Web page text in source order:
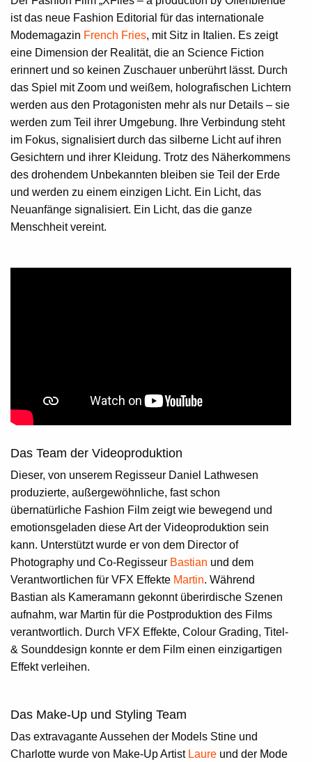
ist das neue Fashion Editorial für das internationale
Modemagazin French Fries, mit Sitz in Italien. Es zeigt
eine Dimension der Realität, die an Science Fiction
erinnert und so keinen Zuschauer unberührt lässt. Durch
das Spiel mit Zoom und weißem, holografischen Lichtern
werden aus den Protagonisten mehr als nur Details – sie
werden zum Teil ihrer Umgebung. Ihre Verbindung steht
im Fokus, signalisiert durch das silberne Licht auf ihren
Gesichtern und ihrer Kleidung. Trotz des Näherkommens
des drohendem Unbekannten bleiben sie Teil der Erde
und werden zu einem einzigen Licht. Ein Licht, das
Neuanfänge signalisiert. Ein Licht, das die ganze
Menschheit vereint.
Das Team der Videoproduktion
Dieser, von unserem Regisseur Daniel Lathwesen
produzierte, außergewöhnliche, fast schon
übernatürliche Fashion Film zeigt wie bewegend und
emotionsgeladen diese Art der Videoproduktion sein
kann. Unterstützt wurde er von dem Director of
Photography und Co-Regisseur Bastian und dem
Verantwortlichen für VFX Effekte Martin. Während
Bastian als Kameramann gekonnt überirdische Szenen
aufnahm, war Martin für die Postproduktion des Films
verantwortlich. Durch VFX Effekte, Colour Grading, Titel-
& Sounddesign konnte er dem Film einen einzigartigen
Effekt verleihen.
Das Make-Up und Styling Team
Das extravagante Aussehen der Models Stine und
Charlotte wurde von Make-Up Artist Laure und der Mode